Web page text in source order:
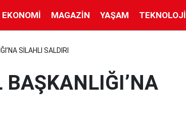
EKONOMI MAGAZIN YAŞAM TEKNOLOJI
SİLAHLI SALDIRI